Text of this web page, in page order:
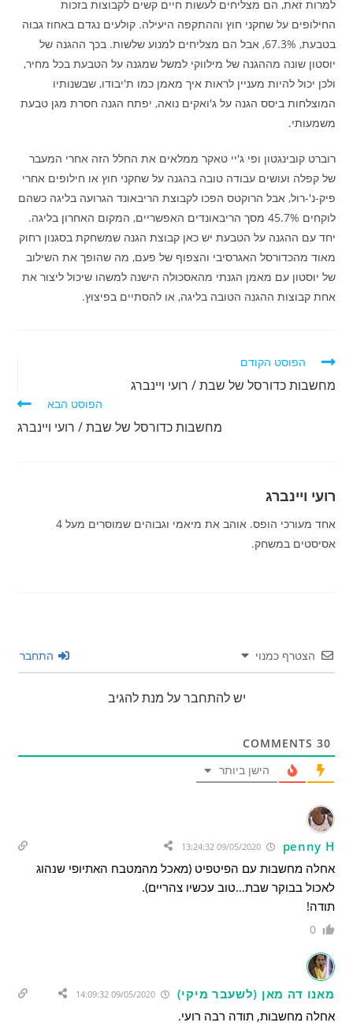
למרות זאת, הם מצליחים לעשות חיים קשים לקבוצות בזכות
החילופים על שחקני חוץ וההתקפה היעילה. קולעים נגדם באחוז גבוה
בטבעת, 67.3%, אבל הם מצליחים למנוע שלשות. בכך ההגנה של
יוסטון שונה מההגנה של מילווקי למשל שמגנה על הטבעת בכל מחיר,
ולכן יכול להיות מעניין לראות איך מאמן כמו ת'יבודו, שבשנותיו
המוצלחות ביסס הגנה על ג'ואקים נואה, יפתח הגנה חסרת מגן טבעת
משמעותי.
רוברט קובינגטון ופי ג'יי טאקר ממלאים את החלל הזה אחרי המעבר
של קפלה ועושים עבודה טובה בהגנה על שחקני חוץ או חילופים אחרי
פיק-נ'-רול, אבל הרוקטס הפכו לקבוצת הריבאונד הגרועה בליגה כשהם
לוקחים 45.7% מסך הריבאונדים האפשריים, המקום האחרון בליגה.
יחד עם ההגנה על הטבעת יש כאן קבוצת הגנה שמשחקת בסגנון רחוק
מאוד מהכדורסל האגרסיבי והצפוף של פעם, מה שהופך את השילוב
של יוסטון עם מאמן הגנתי מהאסכולה הישנה למשהו שיכול ליצור את
אחת קבוצות ההגנה הטובה בליגה, או להסתיים בפיצוץ.
לקרוא
נוספים
הפוסט הקודם
מחשבות כדורסל של שבת / רועי ויינברג
הפוסט הבא
מחשבות כדורסל של שבת / רועי ויינברג
רועי ויינברג
אחד מעורכי הופס. אוהב את מיאמי וגבוהים שמוסרים מעל 4
אסיסטים במשחק.
הצטרף כמנוי התחבר
יש להתחבר על מנת להגיב
30
הישן ביותר
penny H
09/05/2020 13:24:32
אחלה מחשבות עם הפיטפיט (מאכל מהמטבח האתיופי שנהוג
לאכול בבוקר שבת…טוב עכשיו צהריים).
תודה!
0
מאנו דה מאן (לשעבר מיקי) 09/05/2020 14:09:32
אחלה מחשבות, תודה רבה רועי.